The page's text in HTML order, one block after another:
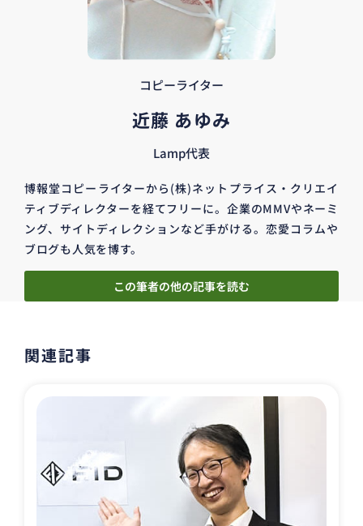
コピーライター
近藤 あゆみ
Lamp代表
博報堂コピーライターから(株)ネットプライス・クリエイ
ティブディレクターを経てフリーに。企業のMMVやネーミ
ング、サイトディレクションなど手がける。恋愛コラムや
ブログも人気を博す。
この筆者の他の記事を読む
関連記事